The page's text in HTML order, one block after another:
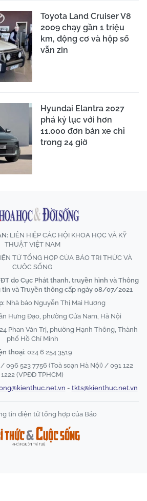
Toyota Land Cruiser V8
2009 chạy gần 1 triệu
km, động cơ và hộp số
vẫn zin
Hyundai Elantra 2027
phá kỷ lục với hơn
11.000 đơn bán xe chỉ
trong 24 giờ
LIÊN HIỆP CÁC HỘI KHOA HỌC VÀ KỸ
THUẬT VIỆT NAM
TỬ TỔNG HỢP CỦA BÁO TRI THỨC VÀ
CUỘC SỐNG
do Cục Phát thanh, truyền hình và Thông
và Truyền thông cấp ngày 08/07/2021
Nhà báo Nguyễn Thị Mai Hương
Hưng Đạo, phường Cửa Nam, Hà Nội
Phan Văn Trị, phường Hạnh Thông, Thành
phố Hồ Chí Minh
thoại: 024 6 254 3519
096 523 7756 (Toà soạn Hà Nội) / 091 122
1222 (VPĐD TPHCM)
- tkts@kienthuc.net.vn
tin điện tử tổng hợp của Báo